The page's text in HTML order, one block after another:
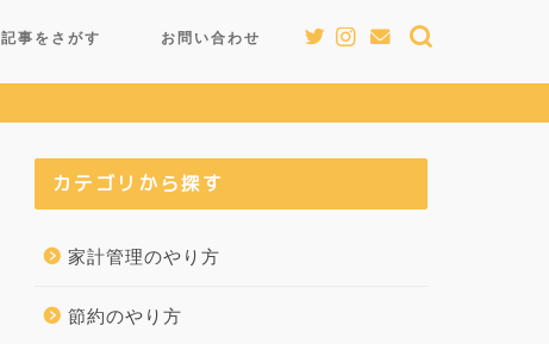
記事をさがす お問い合わせ
カテゴリから探す
家計管理のやり方
節約のやり方